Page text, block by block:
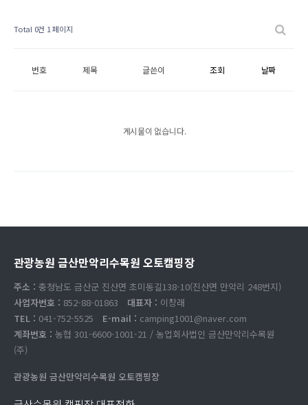
Total 0건 1 페이지
번호 제목 글쓴이 조회 날짜
게시물이 없습니다.
관광농원 금산만악리수목원 오토캠핑장
주소 : 충청남도 금산군 진산면 초미동길138-10(진산면 만악리 248번지)
사업자번호 : 852-88-01863 대표자 : 이창래
TEL : 041-752-5525 E-mail : camping1001@naver.com
계좌번호 : 농협 301-6600-1001-21 / 농업회사법인 금산만악리수목원
(주)
관광농원 금산만악리수목원 오토캠핑장